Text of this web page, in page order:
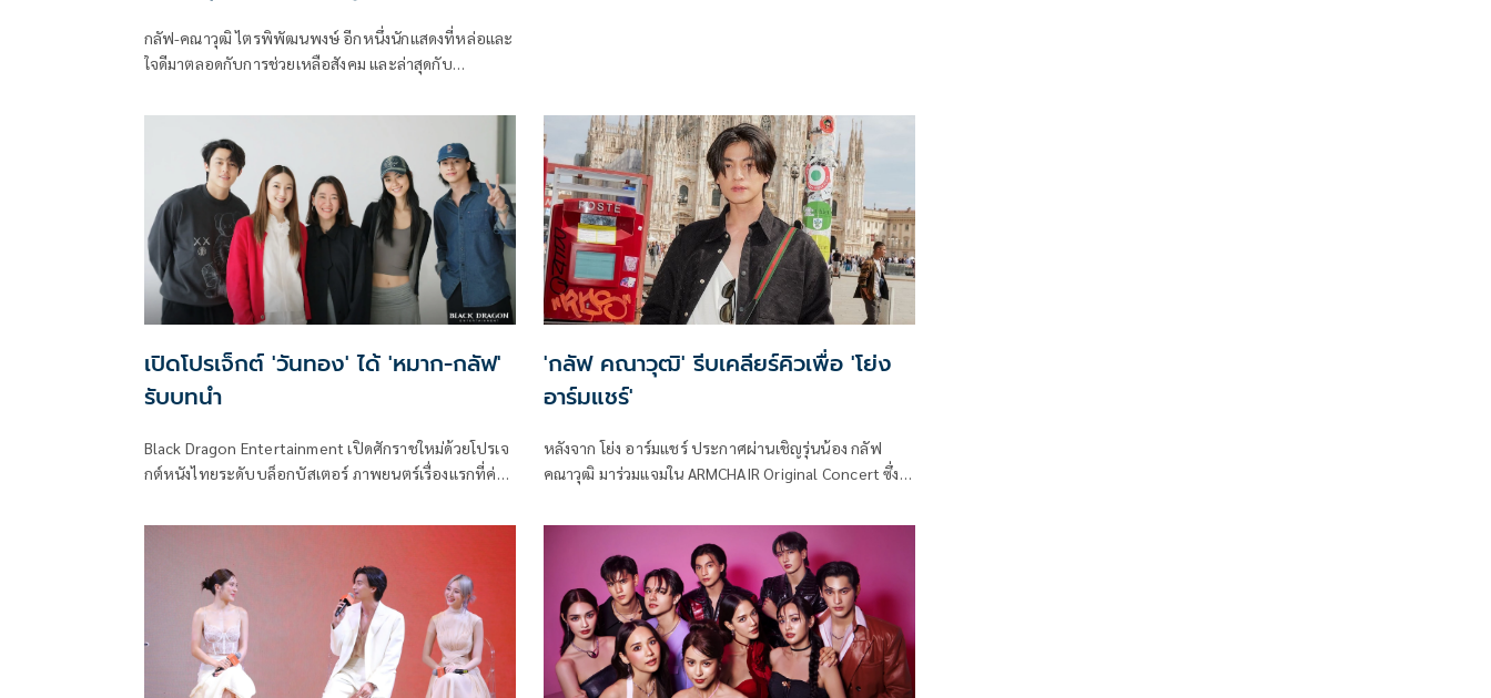
กลัฟ-คณาวุฒิ ไตรพิพัฒนพงษ์ อีกหนึ่งนักแสดงที่หล่อและ
ใจดีมาตลอดกับการช่วยเหลือสังคม และล่าสุดกับ
เหตุการณ์อุทกภัยครั้งใหญ่ของพี่น้องจังหวัดน่าน หนุ่มกลัฟ
ได้บริจาคให้กับทางมูลนิธิโรงพยาบาลสวนดอก โรง
พยาบาลมหาราชเชียงใหม่ฯ เพื่อช่วยเหลือผู้ประสบภัยน้ำ
ท่วมในจังหวัดน่าน จำนวน 50,000 บาท
เปิดโปรเจ็กต์ 'วันทอง' ได้ 'หมาก-กลัฟ'
รับบทนำ
Black Dragon Entertainment เปิดศักราชใหม่ด้วยโปรเจ
กต์หนังไทยระดับบล็อกบัสเตอร์ ภาพยนตร์เรื่องแรกที่ค่าย
ดาลใจจากหนังสือ รติรสไม่นำพา ผ่านฝีมือการกำกับ มุก-
ทั้งยังได้ จูเลี่ยน จอง ประธานเจ้าหน้าที่บริหารบริษัท แบ
ล็ค ดรากอน เอนเตอร์เทนเม้นท์ จำกัด รับหน้าที่อำนวย
การสร้างและควบคุมการผลิต
'กลัฟ คณาวุฒิ' รีบเคลียร์คิวเพื่อ 'โย่ง
อาร์มแชร์'
หลังจาก โย่ง อาร์มแชร์ ประกาศผ่านเชิญรุ่นน้อง กลัฟ
คณาวุฒิ มาร่วมแจมใน ARMCHAIR Original Concert ซึ่ง
ก็รีบเคลียร์คิวทันที